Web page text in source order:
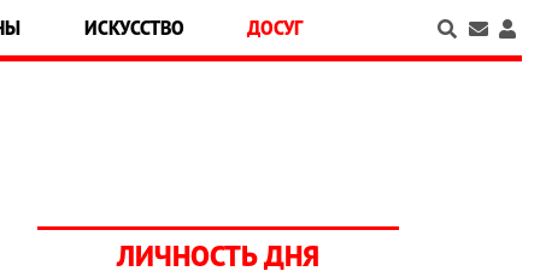
ИСКУССТВО ДОСУГ
ЛИЧНОСТЬ ДНЯ